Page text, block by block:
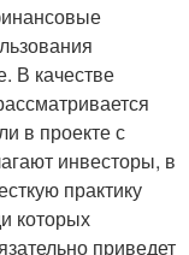
В качестве
в проекте с
инвесторы, в
практику
которых
приведет